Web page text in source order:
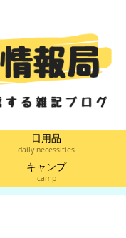
日用品
daily necessities
キャンプ
camp